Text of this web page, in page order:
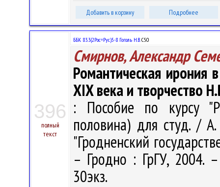
Добавить в корзину Подробнее
396
полный
текст
ББК 83.3(2Рос=Рус)5-8 Гоголь Н.В.С50
Смирнов, Александр
Романтическая ирония
XIX века и творчество
: Пособие по курсу
половина) для студ. /
"Гродненский
– Гродно : ГрГУ, 2004.
30экз.